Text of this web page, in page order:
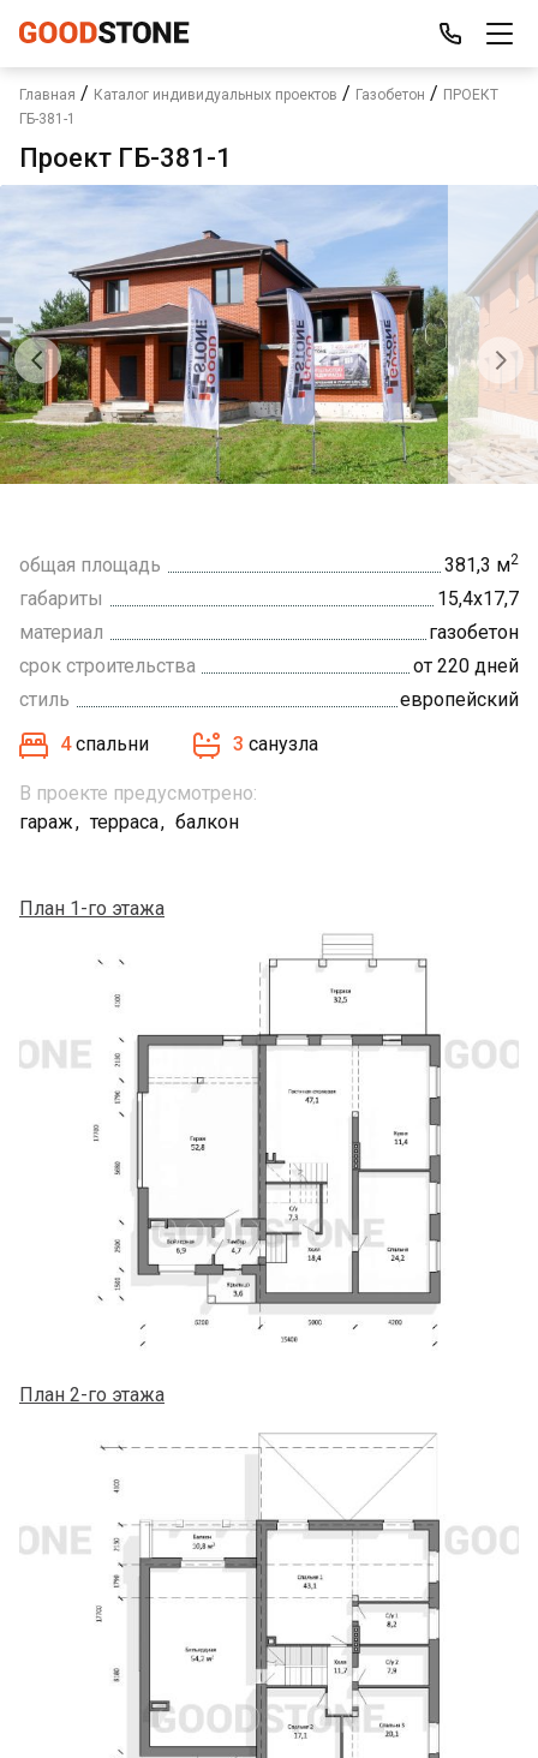
Главная / Каталог индивидуальных проектов / Газобетон / ПРОЕКТ
ГБ-381-1
Проект ГБ-381-1
общая площадь 381,3 м2
габариты
15,4х17,7
материал
газобетон
срок строительства
от 220 дней
стиль
европейский
4 спальни 3 санузла
В проекте предусмотрено:
гараж
терраса балкон
План 1-го этажа
План 2-го этажа